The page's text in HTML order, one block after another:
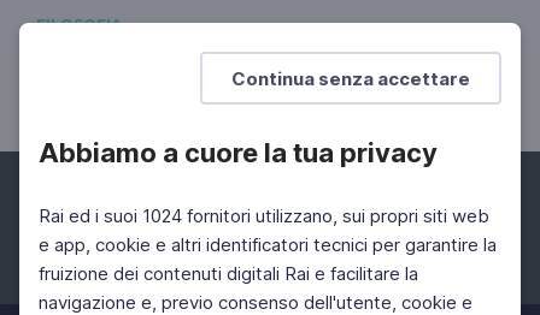
Continua senza accettare
Abbiamo a cuore la tua privacy
Rai ed i suoi 1024 fornitori utilizzano, sui propri siti web
e app, cookie e altri identificatori tecnici per garantire la
fruizione dei contenuti digitali Rai e facilitare la
navigazione e, previo consenso dell'utente, cookie e
FILOSOFIA
Con-vivere Carrara Festival 2022
Facebook Instagram Twitter